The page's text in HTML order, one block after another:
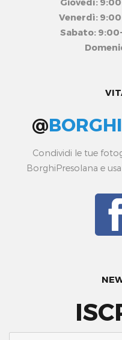
Venerdì:
Sabato:
@
Condividi le tue
BorghiPresolana e